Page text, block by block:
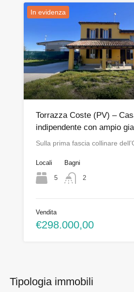
In evidenza
Torrazza Coste (PV) –
indipendente con ampio
Sulla prima fascia collinare
Locali
5
Bagni
2
Vendita
€298.000,00
Tipologia immobili